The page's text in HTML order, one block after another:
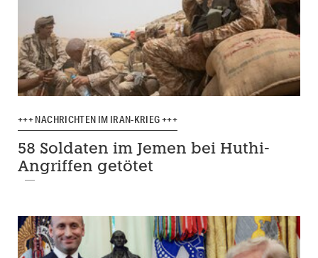
+++ NACHRICHTEN IM IRAN-KRIEG +++
58 Soldaten im Jemen bei Huthi-
Angriffen getötet